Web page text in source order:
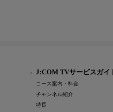
J:COM TVサービスガイ
コース案内・料金
チャンネル紹介
特長